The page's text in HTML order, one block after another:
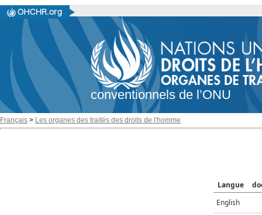
conventionnels de l’ONU
Français > Les organes des traités des droits de l'homme
Langue
English